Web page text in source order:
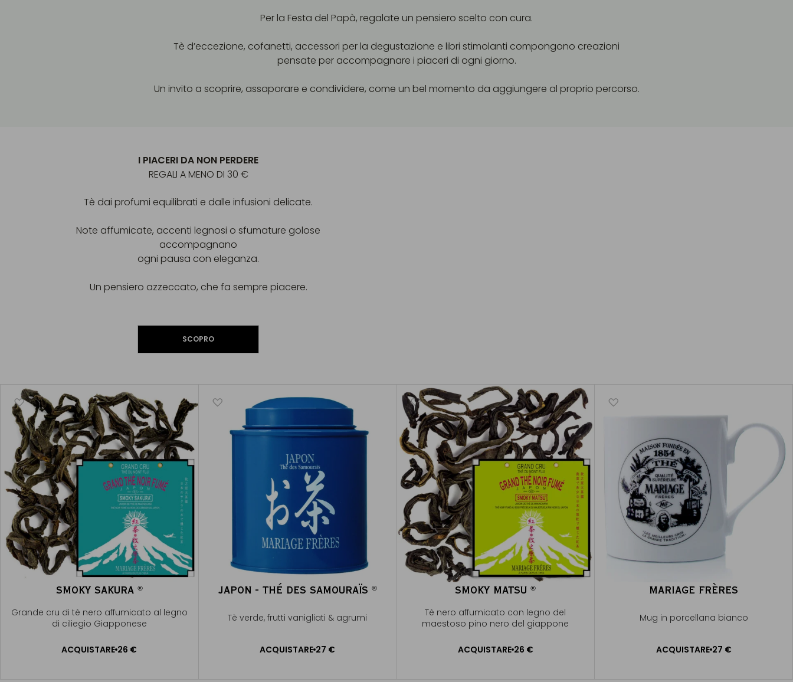
Per la Festa del Papà, regalate un pensiero scelto con cura.
Tè d’eccezione, cofanetti, accessori per la degustazione e libri stimolanti compongono creazioni
pensate per accompagnare i piaceri di ogni giorno.
Un invito a scoprire, assaporare e condividere, come un bel momento da aggiungere al proprio percorso.
I PIACERI DA NON PERDERE
REGALI A MENO DI 30 €
Tè dai profumi equilibrati e dalle infusioni delicate.
Note affumicate, accenti legnosi o sfumature golose
accompagnano
ogni pausa con eleganza.
Un pensiero azzeccato, che fa sempre piacere.
SCOPRO
SMOKY SAKURA ®
Grande cru di tè nero affumicato al legno
di ciliegio Giapponese
®
ACQUISTARE 26 €
JAPON - THÉ DES SAMOURAÏS ®
Tè verde, frutti vanigliati & agrumi
ACQUISTARE 27 €
SMOKY MATSU®
Tè nero affumicato con legno del
maestoso pino nero del giappone
®
ACQUISTARE 26 €
MARIAGE FRÈRES
Mug in porcellana bianco
ACQUISTARE 27 €